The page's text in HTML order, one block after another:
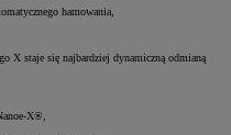
hamowania,
X staje się najbardziej dynamiczną odmianą
X®,